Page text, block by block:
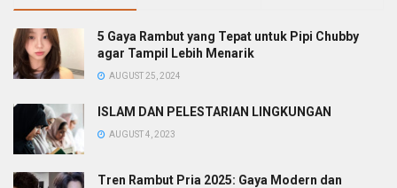
5 Gaya Rambut yang Tepat untuk Pipi Chubby
agar Tampil Lebih Menarik
AUGUST 25, 2024
ISLAM DAN PELESTARIAN LINGKUNGAN
AUGUST 4, 2023
Tren Rambut Pria 2025: Gaya Modern dan